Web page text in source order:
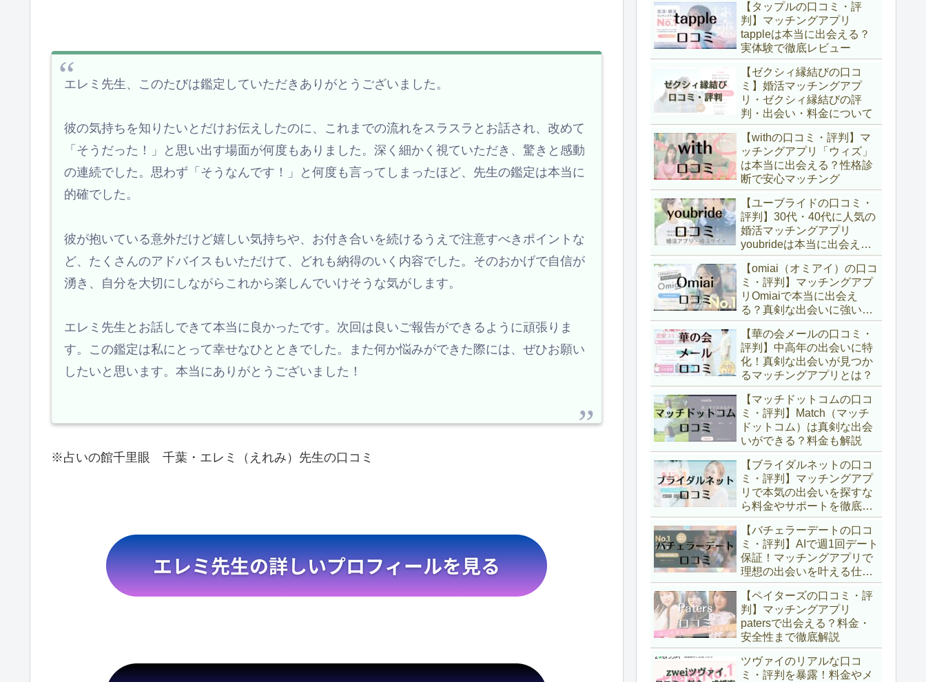
エレミ先生、このたびは鑑定していただきありがとうございました。
彼の気持ちを知りたいとだけお伝えしたのに、これまでの流れをスラスラとお話され、改めて
「そうだった！」と思い出す場面が何度もありました。深く細かく視ていただき、驚きと感動
の連続でした。思わず「そうなんです！」と何度も言ってしまったほど、先生の鑑定は本当に
的確でした。
彼が抱いている意外だけど嬉しい気持ちや、お付き合いを続けるうえで注意すべきポイントな
ど、たくさんのアドバイスもいただけて、どれも納得のいく内容でした。そのおかげで自信が
湧き、自分を大切にしながらこれから楽しんでいけそうな気がします。
エレミ先生とお話しできて本当に良かったです。次回は良いご報告ができるように頑張りま
す。この鑑定は私にとって幸せなひとときでした。また何か悩みができた際には、ぜひお願い
したいと思います。本当にありがとうございました！
※占いの館千里眼 千葉・エレミ（えれみ）先生の口コミ
【タップルの口コミ・評
判】マッチングアプリ
tappleは本当に出会える？
実体験で徹底レビュー
【ゼクシィ縁結びの口コ
ミ】婚活マッチングアプ
リ・ゼクシィ縁結びの評
判・出会い・料金について
【withの口コミ・評判】マ
ッチングアプリ「ウィズ」
は本当に出会える？性格診
断で安心マッチング
【ユーブライドの口コミ・
評判】30代・40代に人気の
婚活マッチングアプリ
youbrideは本当に出会え
る？
【omiai（オミアイ）の口コ
ミ・評判】マッチングアプ
リOmiaiで本当に出会え
る？真剣な出会いに強い理
由
【華の会メールの口コミ・
評判】中高年の出会いに特
化！真剣な出会いが見つか
るマッチングアプリとは？
【マッチドットコムの口コ
ミ・評判】Match（マッチ
ドットコム）は真剣な出会
いができる？料金も解説
【ブライダルネットの口コ
ミ・評判】マッチングアプ
リで本気の出会いを探すな
ら料金やサポートを徹底解
説
【バチェラーデートの口コ
ミ・評判】AIで週1回デート
保証！マッチングアプリで
理想の出会いを叶える仕組
みと料金を徹底解説
【ペイターズの口コミ・評
判】マッチングアプリ
patersで出会える？料金・
安全性まで徹底解説
ツヴァイのリアルな口コ
ミ・評判を暴露！料金やメ